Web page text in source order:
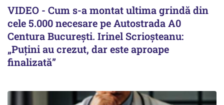
VIDEO - Cum s-a montat ultima grindă din
cele 5.000 necesare pe Autostrada A0
Centura București. Irinel Scrioșteanu:
„Puțini au crezut, dar este aproape
finalizată”